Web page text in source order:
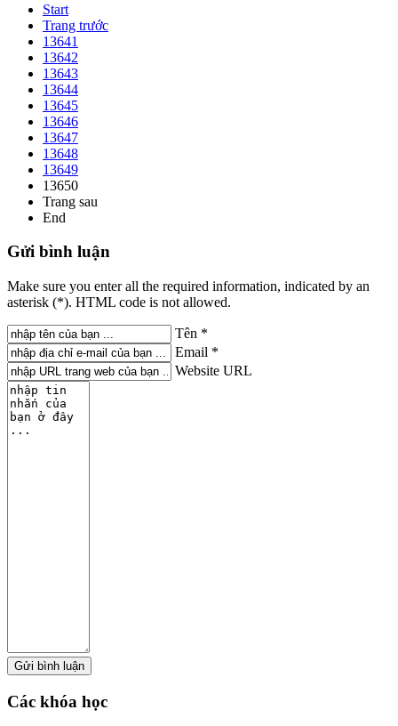
Start
Trang trước
13641
13642
13643
13644
13645
13646
13647
13648
13649
13650
Trang sau
End
Gửi bình luận
Make sure you enter all the required information, indicated by an
asterisk (*). HTML code is not allowed.
Tên *
Email *
Website URL
Các khóa học